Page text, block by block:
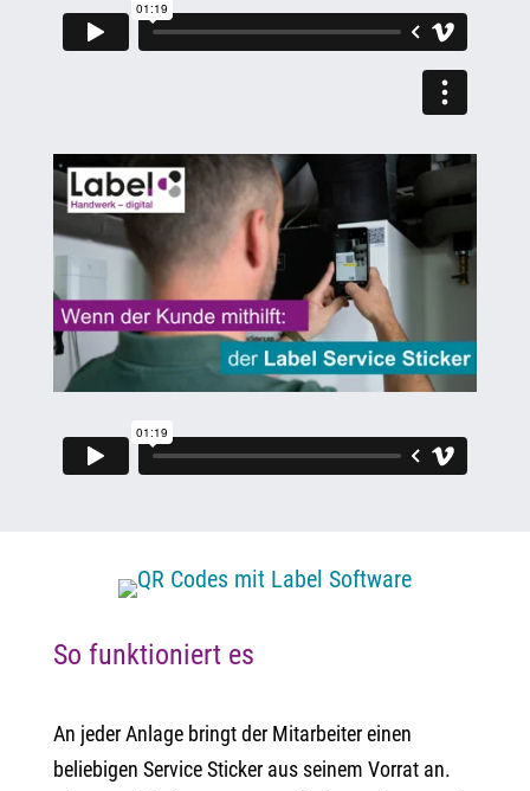
So funktioniert es
An jeder Anlage bringt der Mitarbeiter einen
beliebigen Service Sticker aus seinem Vorrat an.